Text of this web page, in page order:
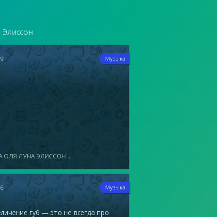
Музыка
ОЛЯ ЛУНА ЭЛИССОН ...
Музыка
губ — это не всегда про